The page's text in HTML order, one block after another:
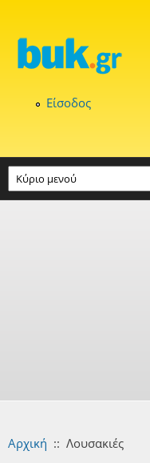
Είσοδος
Αρχική :: Λουσακιές